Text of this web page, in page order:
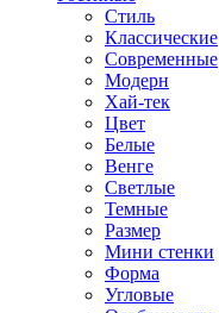
Стиль
Классические
Современные
Модерн
Хай-тек
Цвет
Белые
Венге
Светлые
Темные
Размер
Мини стенки
Форма
Угловые